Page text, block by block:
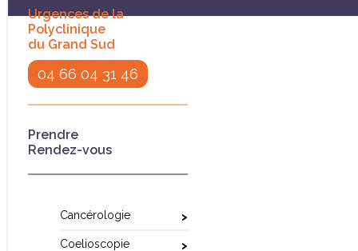
Urgences de la
Polyclinique
du Grand Sud
04 66 04 31 46
Prendre
Rendez-vous
Cancérologie
Coelioscopie